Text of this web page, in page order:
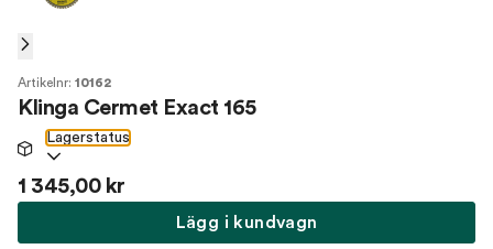
Artikelnr: 10162
Klinga Cermet Exact 165
Lagerstatus
1 345,00 kr
Lägg i kundvagn